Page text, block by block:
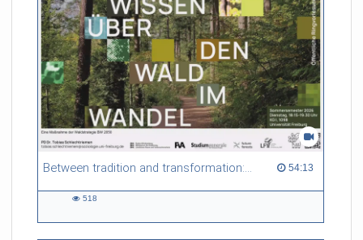
Nutzen und den Risiken nach, die mit den alten, vertrauten
Waldgeschichten einhergehen.
Referent/in:
Prof. Dr. Ulrich
Schraml (Direktor FVA Freiburg)
Between tradition and transformation: how owners, advisers and institutions co-create knowledge for resilient forests in Europe 54:13
54:13 duration
518